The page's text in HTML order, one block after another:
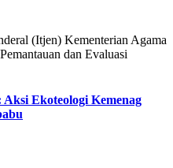
(Itjen) Kementerian Agama
dan Evaluasi
Ekoteologi Kemenag